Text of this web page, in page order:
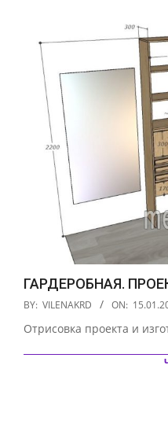
ГАРДЕРОБНАЯ.
2020-
15
BY: VILENAKRD ON:
Отрисовка проекта и